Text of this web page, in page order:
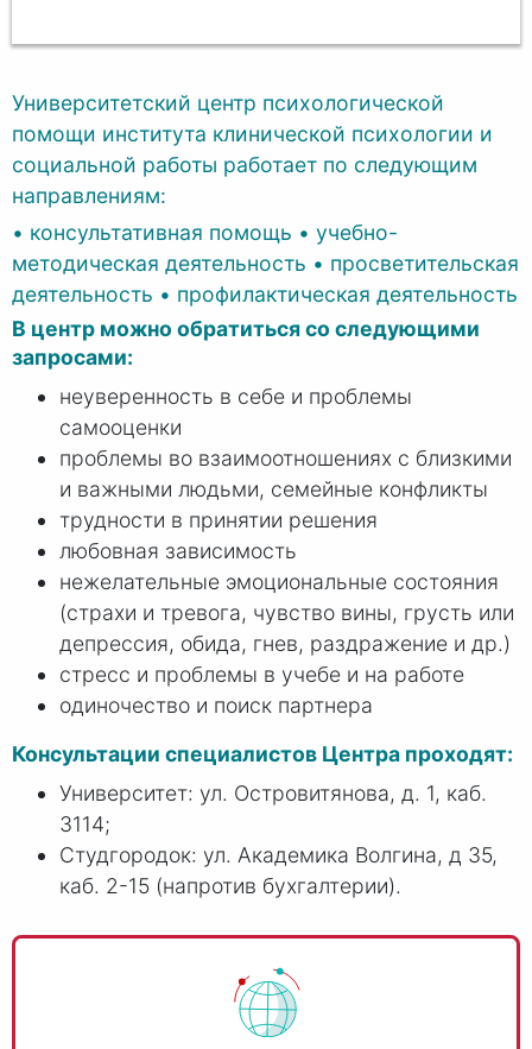
Университетский центр психологической
помощи института клинической психологии и
социальной работы работает по следующим
направлениям:
• консультативная помощь • учебно-
методическая деятельность • просветительская
деятельность • профилактическая деятельность
В центр можно обратиться со следующими
запросами:
неуверенность в себе и проблемы
самооценки
проблемы во взаимоотношениях с близкими
и важными людьми, семейные конфликты
трудности в принятии решения
любовная зависимость
нежелательные эмоциональные состояния
(страхи и тревога, чувство вины, грусть или
депрессия, обида, гнев, раздражение и др.)
стресс и проблемы в учебе и на работе
одиночество и поиск партнера
Консультации специалистов Центра проходят:
Университет: ул. Островитянова, д. 1, каб.
3114;
Студгородок: ул. Академика Волгина, д 35,
каб. 2-15 (напротив бухгалтерии).